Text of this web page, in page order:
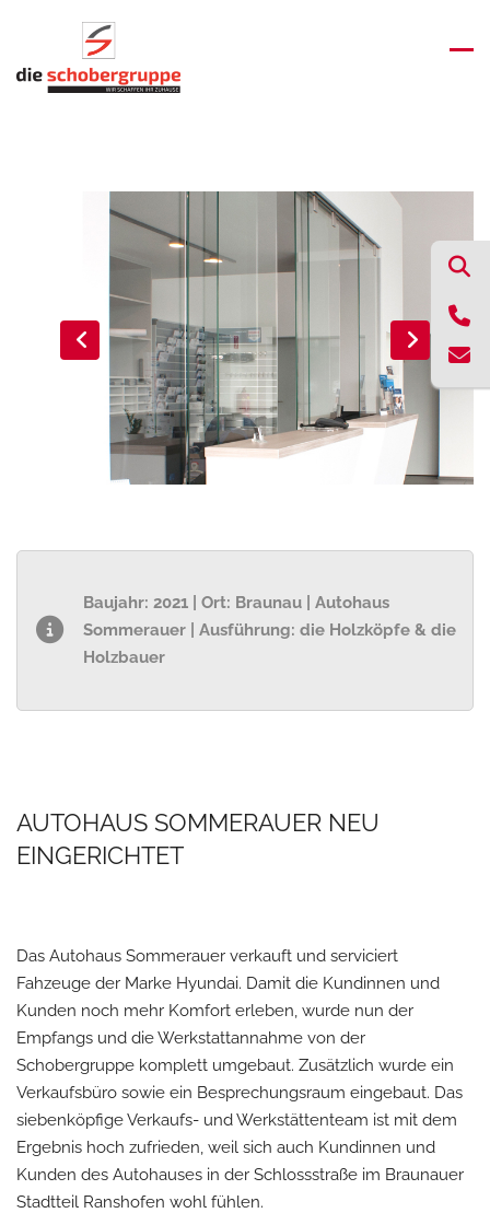
Baujahr: 2021 | Ort: Braunau | Autohaus
Sommerauer | Ausführung: die Holzköpfe & die
Holzbauer
AUTOHAUS SOMMERAUER NEU
EINGERICHTET
Das Autohaus Sommerauer verkauft und serviciert
Fahzeuge der Marke Hyundai. Damit die Kundinnen und
Kunden noch mehr Komfort erleben, wurde nun der
Empfangs und die Werkstattannahme von der
Schobergruppe komplett umgebaut. Zusätzlich wurde ein
Verkaufsbüro sowie ein Besprechungsraum eingebaut. Das
siebenköpfige Verkaufs- und Werkstättenteam ist mit dem
Ergebnis hoch zufrieden, weil sich auch Kundinnen und
Kunden des Autohauses in der Schlossstraße im Braunauer
Stadtteil Ranshofen wohl fühlen.